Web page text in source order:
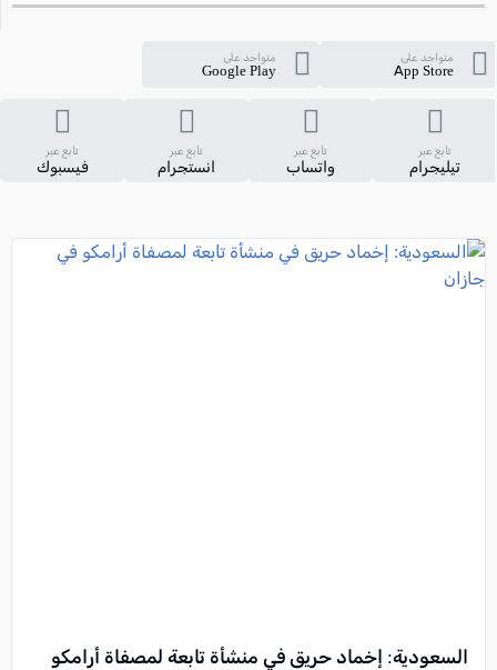
متواجد على
App Store
متواجد على
Google Play
تابع عبر
تيليجرام
تابع عبر
واتساب
تابع عبر
انستجرام
تابع عبر
فيسبوك
السعودية: إخماد حريق في منشأة تابعة لمصفاة أرامكو